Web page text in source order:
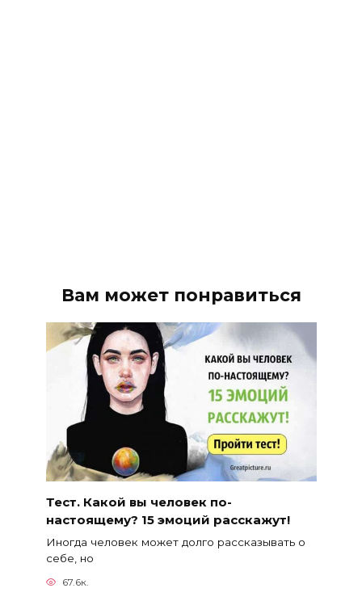
Вам может понравиться
Тест. Какой вы человек по-
настоящему? 15 эмоций расскажут!
Иногда человек может долго рассказывать о
себе, но
67.6к.